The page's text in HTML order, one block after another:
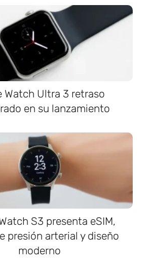
Watch Ultra 3 retraso
en su lanzamiento
S3 presenta eSIM,
presión arterial y diseño
moderno